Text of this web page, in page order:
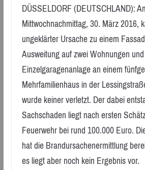
DÜSSELDORF (DEUTSCHLAND):
Mittwochnachmittag, 30. März 2016,
ungeklärter Ursache zu einem
Ausweitung auf zwei Wohnungen
Einzelgaragenanlage an einem
Mehrfamilienhaus in der
wurde keiner verletzt. Der dabei
Sachschaden liegt nach ersten
Feuerwehr bei rund 100.000 Euro.
hat die Brandursachenermittlung
es liegt aber noch kein Ergebnis vor.